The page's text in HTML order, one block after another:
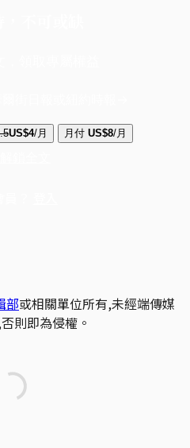
US$4/月 月付 US$8/月
部或相關單位所有,未經端傳媒
則即為侵權。